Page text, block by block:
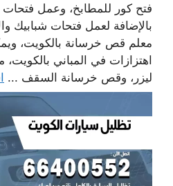
فتح كور للمطابخ، وعمل فتحات
بالإضافة لعمل فتحات شبابيك
معلم قص خرسانة بالكويت،
اهتزازات في المباني
ليزر، وقص خرسانة السقف ...